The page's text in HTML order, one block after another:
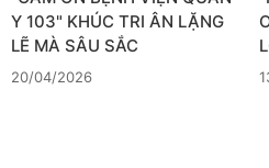
Y 103" KHÚC TRI ÂN LẶNG
LẼ MÀ SÂU SẮC
20/04/2026